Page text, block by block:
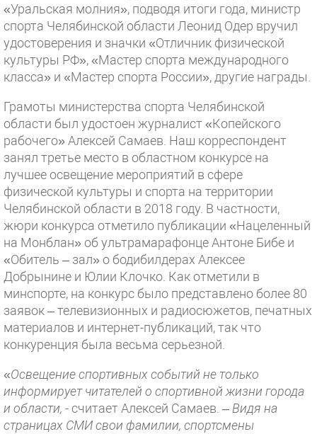
«Уральская молния», подводя итоги года, министр
спорта Челябинской области Леонид Одер вручил
удостоверения и значки «Отличник физической
культуры РФ», «Мастер спорта международного
класса» и «Мастер спорта России», другие награды.
Грамоты министерства спорта Челябинской
области был удостоен журналист «Копейского
рабочего» Алексей Самаев. Наш корреспондент
занял третье место в областном конкурсе на
лучшее освещение мероприятий в сфере
физической культуры и спорта на территории
Челябинской области в 2018 году. В частности,
жюри конкурса отметило публикации «Нацеленный
на Монблан» об ультрамарафонце Антоне Бибе и
«Обитель – зал» о бодибилдерах Алексее
Добрынине и Юлии Клочко. Как отметили в
минспорте, на конкурс было представлено более 80
заявок – телевизионных и радиосюжетов, печатных
материалов и интернет-публикаций, так что
конкуренция была весьма серьезной.
«Освещение спортивных событий не только
информирует читателей о спортивной жизни города
и области, - считает Алексей Самаев. – Видя на
страницах СМИ свои фамилии, спортсмены